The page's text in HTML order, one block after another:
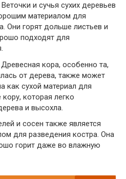
Веточки и сучья сухих деревьев
материалом для
Они горят дольше листьев и
подходят для
Древесная кора, особенно та,
от дерева, также может
как сухой материал для
которая легко
и высохла.
и сосен также является
для разведения костра. Она
горит даже во влажную